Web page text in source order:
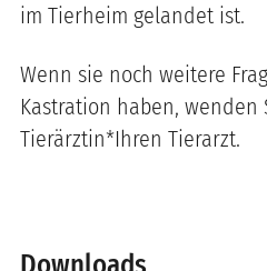
im Tierheim gelandet ist.
Wenn sie noch weitere
Kastration haben, wenden
Tierärztin*Ihren Tierarzt.